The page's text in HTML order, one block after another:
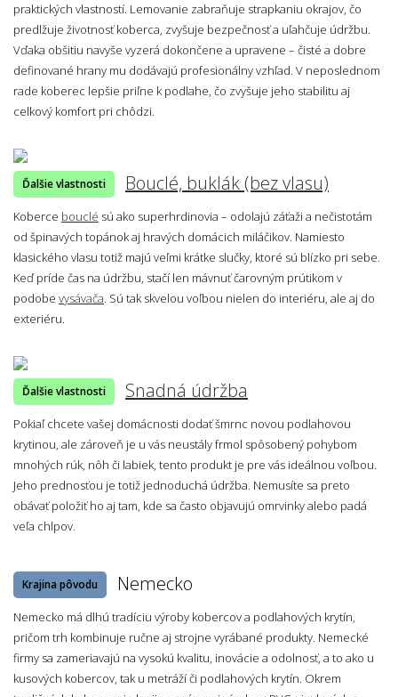
praktických vlastností. Lemovanie zabraňuje strapkaniu okrajov, čo
predlžuje životnosť koberca, zvyšuje bezpečnosť a uľahčuje údržbu.
Vďaka obšitiu navyše vyzerá dokončene a upravene – čisté a dobre
definované hrany mu dodávajú profesionálny vzhľad. V neposlednom
rade koberec lepšie priľne k podlahe, čo zvyšuje jeho stabilitu aj
celkový komfort pri chôdzi.
Ďalšie vlastnosti Bouclé, buklák (bez vlasu)
Koberce bouclé sú ako superhrdinovia – odolajú záťaži a nečistotám
od špinavých topánok aj hravých domácich miláčikov. Namiesto
klasického vlasu totiž majú veľmi krátke slučky, ktoré sú blízko pri sebe.
Keď príde čas na údržbu, stačí len mávnuť čarovným prútikom v
podobe vysávača. Sú tak skvelou voľbou nielen do interiéru, ale aj do
exteriéru.
Ďalšie vlastnosti Snadná údržba
Pokiaľ chcete vašej domácnosti dodať šmrnc novou podlahovou
krytinou, ale zároveň je u vás neustály frmol spôsobený pohybom
mnohých rúk, nôh či labiek, tento produkt je pre vás ideálnou voľbou.
Jeho prednosťou je totiž jednoduchá údržba. Nemusíte sa preto
obávať položiť ho aj tam, kde sa často objavujú omrvinky alebo padá
veľa chlpov.
Krajina pôvodu Nemecko
Nemecko má dlhú tradíciu výroby kobercov a podlahových krytín,
pričom trh kombinuje ručne aj strojne vyrábané produkty. Nemecké
firmy sa zameriavajú na vysokú kvalitu, inovácie a odolnosť, a to ako u
kusových kobercov, tak u metráží či podlahových krytín. Okrem